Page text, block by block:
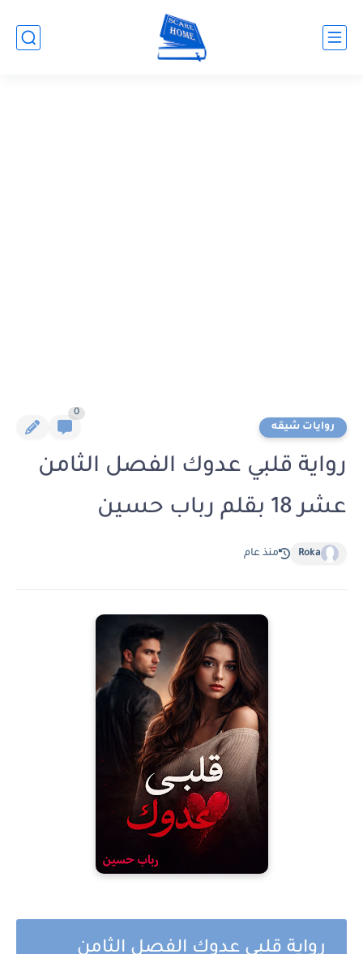
روايات شيقه
0
رواية قلبي عدوك الفصل الثامن
عشر 18 بقلم رباب حسين
Roka منذ عام
رواية قلبي عدوك الفصل الثامن